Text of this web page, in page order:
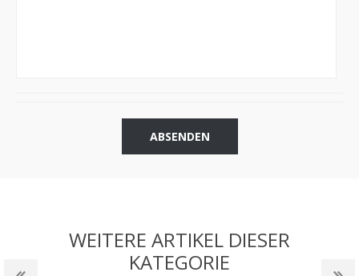
ABSENDEN
WEITERE ARTIKEL DIESER
KATEGORIE